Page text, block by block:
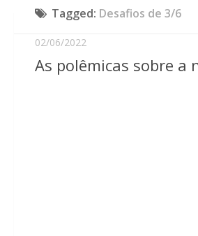
Tagged: Desafios de 3/6
02/06/2022
As polêmicas sobre a